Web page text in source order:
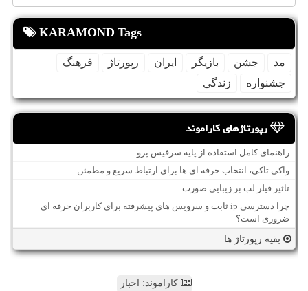
KARAMOND Tags
مد جشن بازیگر ایران رپورتاژ
فرهنگ
جشنواره
زندگی
رپورتاژهای کاراموند
راهنمای کامل استفاده از پایه سرفیس پرو
واکی تاکی، انتخاب حرفه ای ها برای ارتباط سریع و مطمئن
تاثیر فیلر لب بر زیبایی صورت
چرا دسترسی ip ثابت و سرویس های پیشرفته برای کاربران حرفه ای
ضروری است؟
بقیه رپورتاژ ها
کاراموند: اخبار